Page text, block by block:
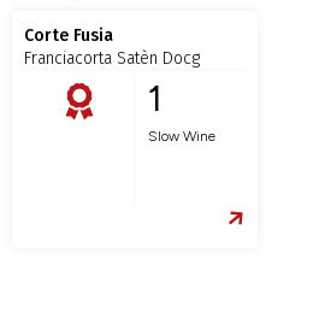
Corte Fusia
Franciacorta Satèn Docg
1
Slow Wine